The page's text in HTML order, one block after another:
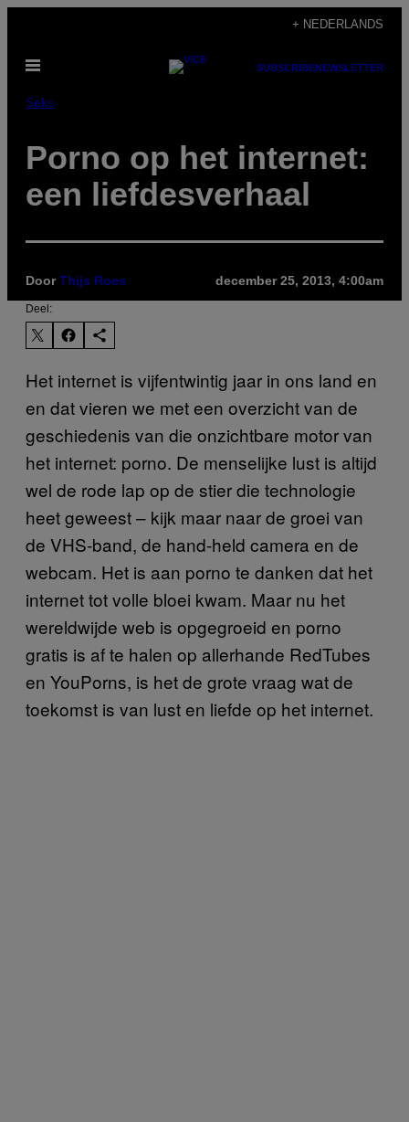
de
inhoud
+ NEDERLANDS
Open
SUBSCRIBENEWSLETTER
Seks
Porno op het internet:
een liefdesverhaal
DoorThijs Roes december 25, 2013, 4:00am
Deel:
Het internet is vijfentwintig jaar in ons land en
en dat vieren we met een overzicht van de
geschiedenis van die onzichtbare motor van
het internet: porno. De menselijke lust is altijd
wel de rode lap op de stier die technologie
heet geweest – kijk maar naar de groei van
de VHS-band, de hand-held camera en de
webcam. Het is aan porno te danken dat het
internet tot volle bloei kwam. Maar nu het
wereldwijde web is opgegroeid en porno
gratis is af te halen op allerhande RedTubes
en YouPorns, is het de grote vraag wat de
toekomst is van lust en liefde op het internet.